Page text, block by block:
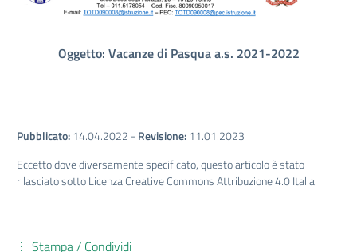
Oggetto: Vacanze di Pasqua a.s. 2021-2022
Pubblicato:14.04.2022 -Revisione:11.01.2023
Eccetto dove diversamente specificato, questo articolo è stato
rilasciato sotto Licenza Creative Commons Attribuzione 4.0 Italia.
Stampa / Condividi